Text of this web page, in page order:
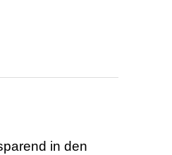
in den